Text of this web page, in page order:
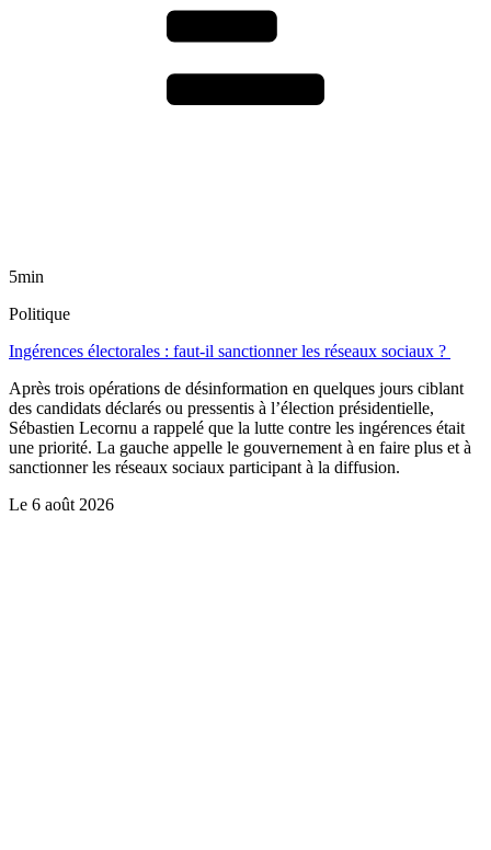
5min
Politique
Ingérences électorales : faut-il sanctionner les réseaux sociaux ?
Après trois opérations de désinformation en quelques jours ciblant
des candidats déclarés ou pressentis à l’élection présidentielle,
Sébastien Lecornu a rappelé que la lutte contre les ingérences était
une priorité. La gauche appelle le gouvernement à en faire plus et à
sanctionner les réseaux sociaux participant à la diffusion.
Le 6 août 2026